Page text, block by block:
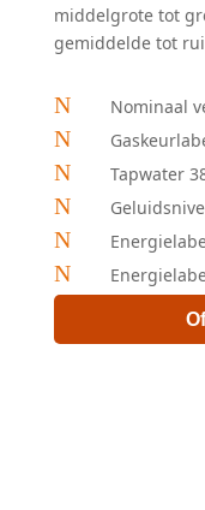
middelgrote tot
gemiddelde tot
N Nominaal
N
N Tapwater
N
N
N